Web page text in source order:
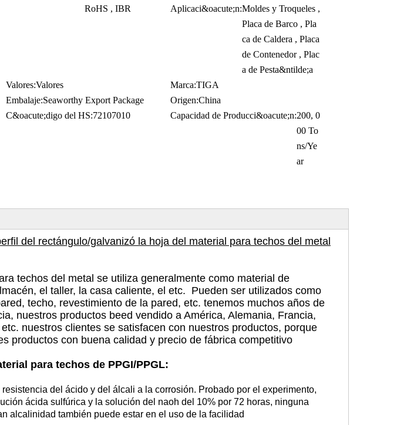
RoHS , IBR
Aplicaci&oacute;n:Moldes y Troqueles ,
Placa de Barco , Pla
ca de Caldera , Placa
de Contenedor , Plac
a de Pesta&ntilde;a
Valores:Valores Marca:TIGA
Embalaje:Seaworthy Export Package Origen:China
C&oacute;digo del HS:72107010 Capacidad de Producci&oacute;n:200, 0
00 To
ns/Ye
ar
del rectángulo/galvanizó la hoja del material para techos del metal
techos del metal se utiliza generalmente como material de
el taller, la casa caliente, el etc. Pueden ser utilizados como
techo, revestimiento de la pared, etc. tenemos muchos años de
nuestros productos beed vendido a América, Alemania, Francia,
nuestros clientes se satisfacen con nuestros productos, porque
productos con buena calidad y precio de fábrica competitivo
para techos de PPGI/PPGL:
del ácido y del álcali a la corrosión. Probado por el experimento,
ácida sulfúrica y la solución del naoh del 10% por 72 horas, ninguna
alcalinidad también puede estar en el uso de la facilidad